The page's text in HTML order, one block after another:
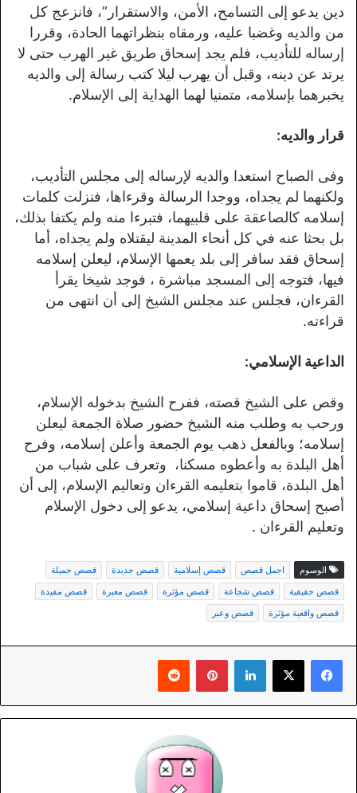
دين يدعو إلى التسامح، الأمن، والاستقرار”، فانزعج كل
من والديه وغضبا عليه، ورمقاه بنظراتهما الحادة، وقررا
إرساله للتأديب، فلم يجد إسحاق طريق غير الهرب حتى لا
يرتد عن دينه، وقبل أن يهرب ليلا كتب رسالة إلى والديه
يخبرهما بإسلامه، متمنيا لهما الهداية إلى الإسلام.
قرار والديه:
وفى الصباح استعدا والديه لإرساله إلى مجلس التأديب،
ولكنهما لم يجداه، ووجدا الرسالة وقرءاها، فنزلت كلمات
إسلامه كالصاعقة على قلبيهما، فتبرءا منه ولم يكتفا بذلك،
بل بحثا عنه في كل أنحاء المدينة ليقتلاه ولم يجداه، أما
إسحاق فقد سافر إلى بلد يعمها الإسلام، ليعلن إسلامه
فيها، فتوجه إلى المسجد مباشرة ، فوجد شيخا يقرأ
القرءان، فجلس عند مجلس الشيخ إلى أن انتهى من
قراءته.
الداعية الإسلامي:
وقص على الشيخ قصته، ففرح الشيخ بدخوله الإسلام،
ورحب به وطلب منه الشيخ حضور صلاة الجمعة ليعلن
إسلامه؛ وبالفعل ذهب يوم الجمعة وأعلن إسلامه، وفرح
أهل البلدة به وأعطوه مسكنا، وتعرف على شباب من
أهل البلدة، قاموا بتعليمه القرءان وتعاليم الإسلام، إلى أن
أصبح إسحاق داعية إسلامي، يدعو إلى دخول الإسلام
وتعليم القرءان .
الوسوم اجمل قصص قصص إسلامية قصص جديدة
قصص جميلة
قصص حقيقية
قصص شجاعة قصص مؤثرة قصص معبرة
قصص مفيدة
قصص واقعية مؤثرة
قصص وعبر
لينكدإن بينتيريست